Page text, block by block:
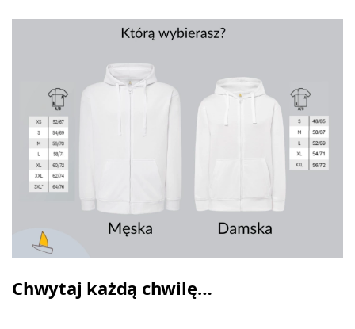
Chwytaj każdą chwilę…